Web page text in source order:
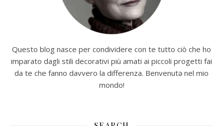
Questo blog nasce per condividere con te tutto ciò che ho
imparato dagli stili decorativi più amati ai piccoli progetti fai
da te che fanno davvero la differenza. Benvenutə nel mio
mondo!